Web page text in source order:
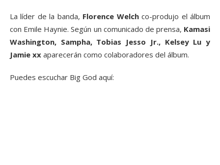
La líder de la banda, Florence Welchco-produjo el álbum
con Emile Haynie. Según un comunicado de prensa, Kamasi
Washington, Sampha, Tobias Jesso Jr., Kelsey Lu y
Jamie xx aparecerán como colaboradores del álbum.
Puedes escuchar Big God aquí: